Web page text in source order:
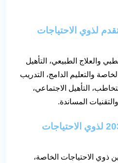
لذوي الاحتياجات
والعلاج الطبيعي، التأهيل
والتعليم الدامج، التدريب
التأهيل الاجتماعي،
المساندة.
ما هي أهداف رؤية 2030 لذوي الاحتياجات
إلى تمكين ذوي الاحتياجات الخاصة،